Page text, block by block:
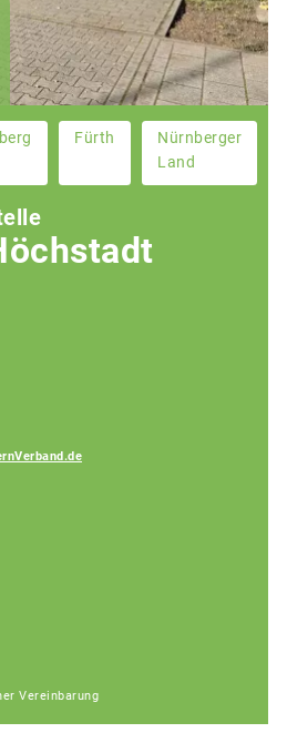
Fürth
Nürnberger
Land
Vereinbarung